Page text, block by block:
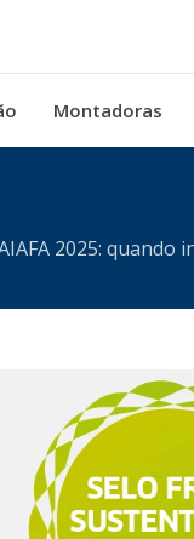
Montadoras
2025: